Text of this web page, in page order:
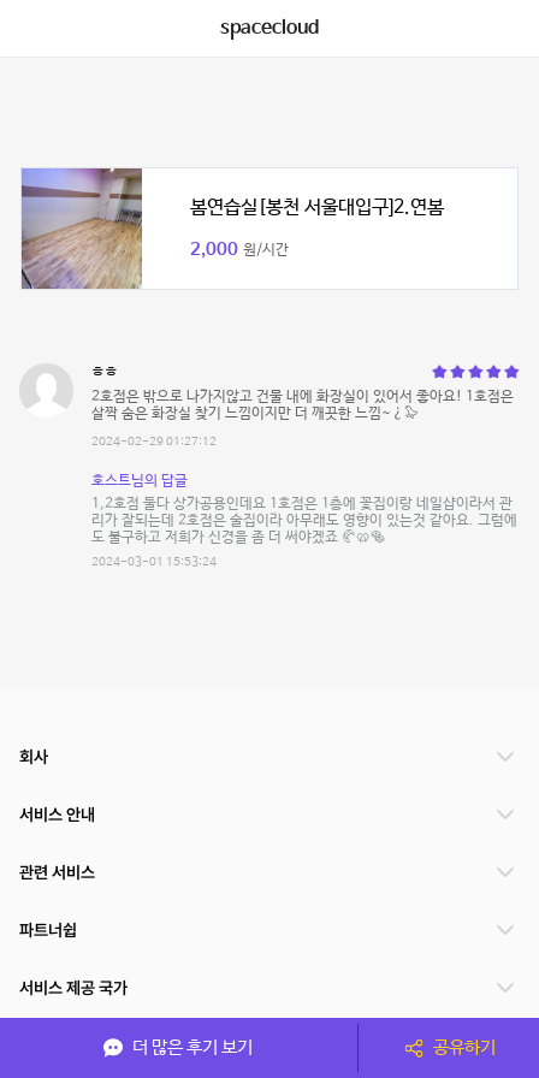
spacecloud
봄연습실[봉천 서울대입구]2.연봄
2,000 원/시간
ㅎㅎ
2호점은 밖으로 나가지않고 건물 내에 화장실이 있어서 좋아요! 1호점은
살짝 숨은 화장실 찾기 느낌이지만 더 깨끗한 느낌~¿🦭
2024-02-29 01:27:12
호스트님의 답글
1,2호점 둘다 상가공용인데요 1호점은 1층에 꽃집이랑 네일샵이라서 관
리가 잘되는데 2호점은 술집이라 아무래도 영향이 있는것 같아요. 그럼에
도 불구하고 저희가 신경을 좀 더 써야겠죠 🥐🥨🥯
2024-03-01 15:53:24
더 많은 후기 보기 공유하기
회사
서비스 안내
관련 서비스
파트너쉽
서비스 제공 국가